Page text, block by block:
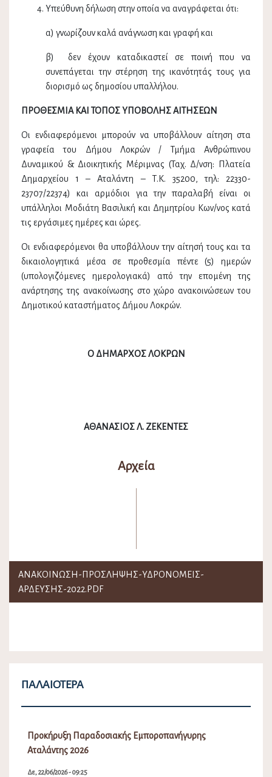
Υπεύθυνη δήλωση στην οποία να αναγράφεται ότι:
α) γνωρίζουν καλά ανάγνωση και γραφή και
β) δεν έχουν καταδικαστεί σε ποινή που να
συνεπάγεται την στέρηση της ικανότητάς τους για
διορισμό ως δημοσίου υπαλλήλου.
ΠΡΟΘΕΣΜΙΑ ΚΑΙ ΤΟΠΟΣ ΥΠΟΒΟΛΗΣ ΑΙΤΗΣΕΩΝ
Οι ενδιαφερόμενοι μπορούν να υποβάλλουν αίτηση στα
γραφεία του Δήμου Λοκρών / Τμήμα Ανθρώπινου
Δυναμικού & Διοικητικής Μέριμνας (Ταχ. Δ/νση: Πλατεία
Δημαρχείου 1 – Αταλάντη – Τ.Κ. 35200, τηλ: 22330-
23707/22374) και αρμόδιοι για την παραλαβή είναι οι
υπάλληλοι Μοδιάτη Βασιλική και Δημητρίου Κων/νος κατά
τις εργάσιμες ημέρες και ώρες.
Οι ενδιαφερόμενοι θα υποβάλλουν την αίτησή τους και τα
δικαιολογητικά μέσα σε προθεσμία πέντε (5) ημερών
(υπολογιζόμενες ημερολογιακά) από την επομένη της
ανάρτησης της ανακοίνωσης στο χώρο ανακοινώσεων του
Δημοτικού καταστήματος Δήμου Λοκρών.
Ο ΔΗΜΑΡΧΟΣ ΛΟΚΡΩΝ
ΑΘΑΝΑΣΙΟΣ Λ. ΖΕΚΕΝΤΕΣ
Αρχεία
ΑΝΑΚΟΙΝΩΣΗ-ΠΡΟΣΛΗΨΗΣ-ΥΔΡΟΝΟΜΕΙΣ-
ΑΡΔΕΥΣΗΣ-2022.PDF
ΠΑΛΑΙΌΤΕΡΑ
Προκήρυξη Παραδοσιακής Εμποροπανήγυρης
Αταλάντης 2026
Δε, 22/06/2026 - 09:25